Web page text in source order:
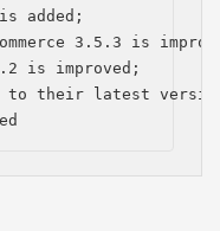
added;
3.5.3 is
is improved;
to their latest